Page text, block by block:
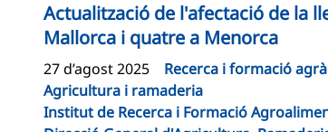
Actualització de l'afectació de la
Mallorca i quatre a Menorca
27 d’agost 2025 Recerca i formació
Agricultura i ramaderia
Institut de Recerca i Formació